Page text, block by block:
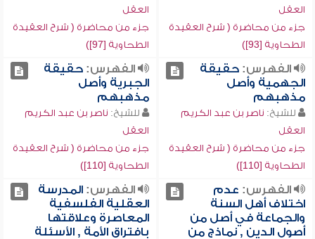
العقل
جزء من محاضرة ( شرح العقيدة
الطحاوية [93])
العقل
جزء من محاضرة ( شرح العقيدة
الطحاوية [97])
الفهرس:حقيقة
الجهمية وأصل
مذهبهم
للشيخ: ناصر بن عبد الكريم
العقل
جزء من محاضرة ( شرح العقيدة
الطحاوية [110])
الفهرس:حقيقة
الجبرية وأصل
مذهبهم
للشيخ: ناصر بن عبد الكريم
العقل
جزء من محاضرة ( شرح العقيدة
الطحاوية [110])
الفهرس: عدم
اختلاف أهل السنة
والجماعة في أصل من
أصول الدين , نماذج من
الفهرس:المدرسة
العقلية الفلسفية
المعاصرة وعلاقتها
بافتراق الأمة , الأسئلة